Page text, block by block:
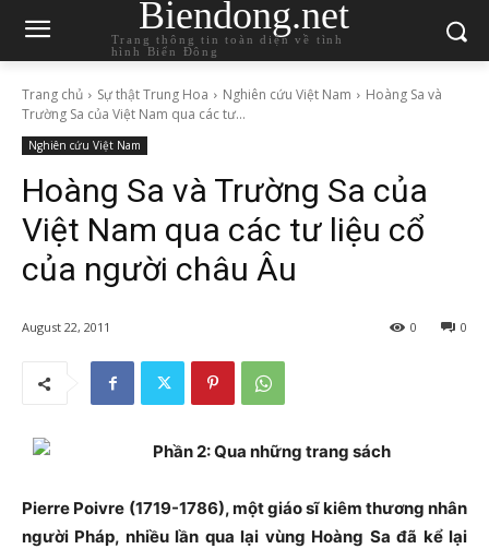
Biendong.net
Trang thông tin toàn diện về tình
hình Biển Đông
Trang chủ Sự thật Trung Hoa Nghiên cứu Việt Nam
Hoàng Sa và
Trường Sa của Việt Nam qua các tư...
Nghiên cứu Việt Nam
Hoàng Sa và Trường Sa của
Việt Nam qua các tư liệu cổ
của người châu Âu
August 22, 2011 0
0
Phần 2: Qua những trang sách
Pierre Poivre (1719-1786), một giáo sĩ kiêm thương nhân
người Pháp, nhiều lần qua lại vùng Hoàng Sa đã kể lại